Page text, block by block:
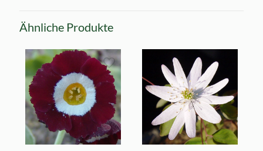
Ähnliche Produkte